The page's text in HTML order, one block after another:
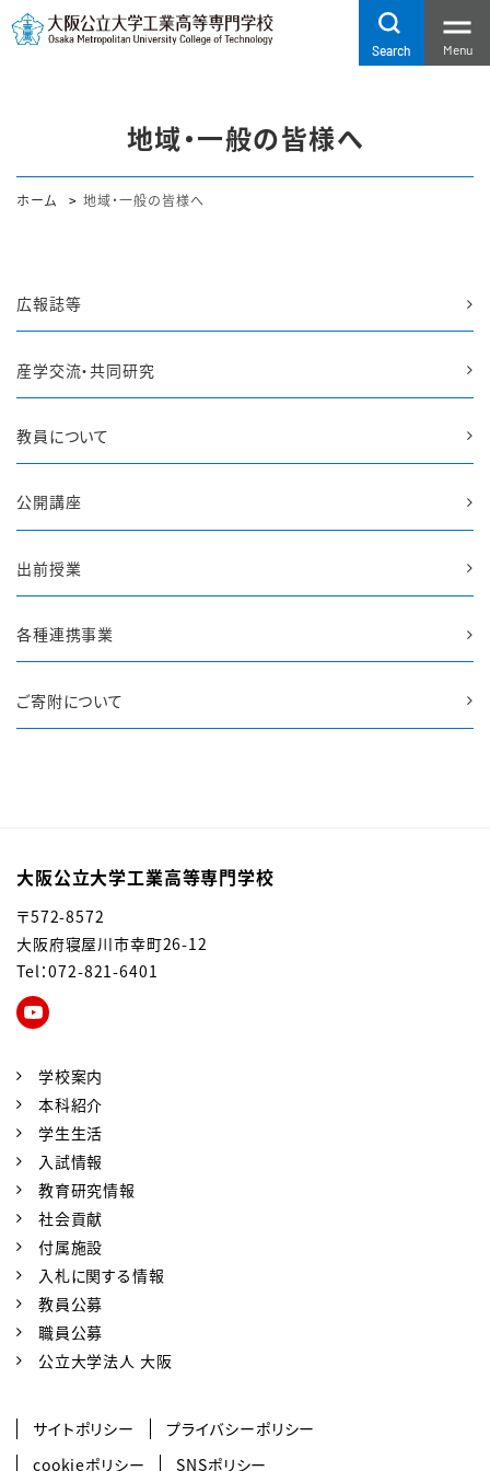
Search Menu
地域・一般の皆様へ
ホーム 地域・一般の皆様へ
広報誌等
産学交流・共同研究
教員について
公開講座
出前授業
各種連携事業
ご寄附について
大阪公立大学工業高等専門学校
〒572-8572
大阪府寝屋川市幸町26-12
Tel：072-821-6401
学校案内
本科紹介
学生生活
入試情報
教育研究情報
社会貢献
付属施設
入札に関する情報
教員公募
職員公募
公立大学法人 大阪
サイトポリシー
プライバシーポリシー
cookieポリシー
SNSポリシー